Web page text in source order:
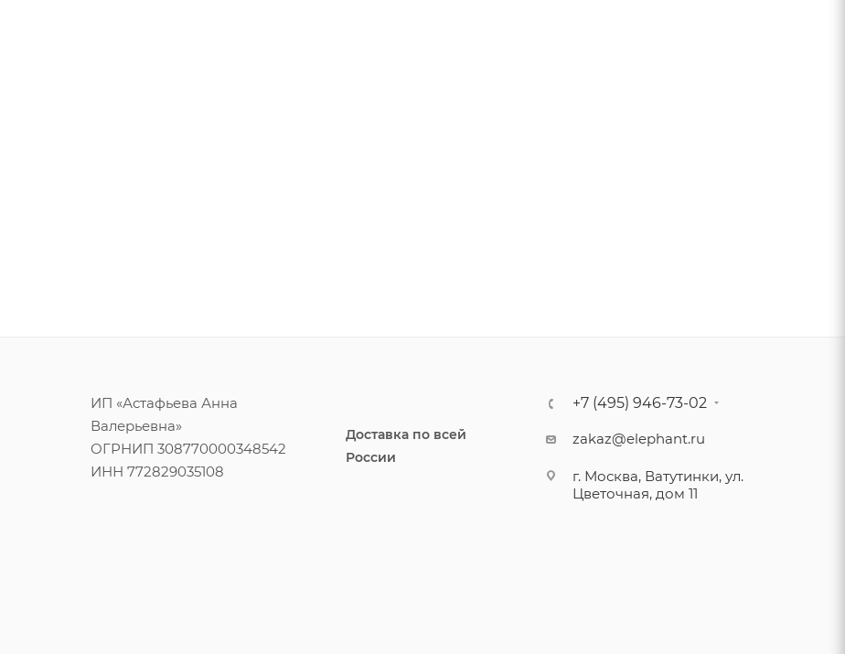
ИП «Астафьева Анна
Валерьевна»
ОГРНИП 308770000348542
ИНН 772829035108
Доставка по всей
России
+7 (495) 946-73-02
zakaz@elephant.ru
г. Москва, Ватутинки, ул.
Цветочная, дом 11